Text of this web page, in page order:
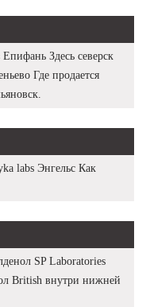
Здесь северск
Где продается
labs Энгельс Как
SP Laboratories
British внутри нижней